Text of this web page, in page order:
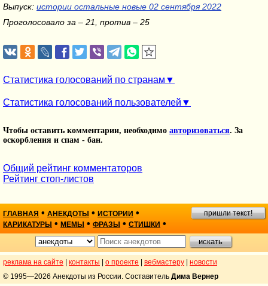
Выпуск: истории остальные новые 02 сентября 2022
Проголосовало за – 21, против – 25
Статистика голосований по странам
Статистика голосований пользователей
Чтобы оставить комментарии, необходимо авторизоваться. За
оскорбления и спам - бан.
Общий рейтинг комментаторов
Рейтинг стоп-листов
ГЛАВНАЯ • АНЕКДОТЫ • ИСТОРИИ •
КАРИКАТУРЫ • МЕМЫ • ФРАЗЫ • СТИШКИ •
пришли текст!
реклама на сайте контакты о проекте вебмастеру
новости
© 1995—2026 Анекдоты из России. Составитель Дима Вернер